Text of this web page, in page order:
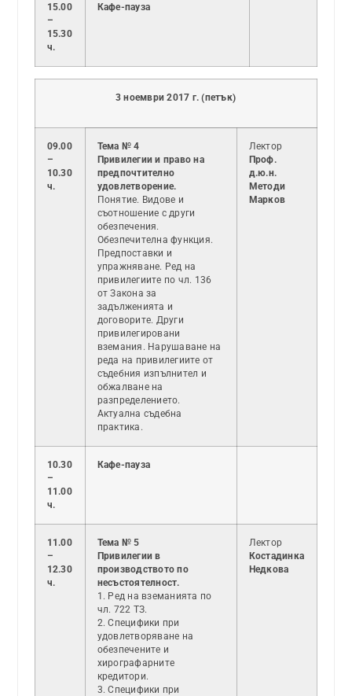
15.00
–
15.30
ч.
Кафе-пауза
3 ноември 2017 г. (петък)
09.00
–
10.30
ч.
Тема № 4
Привилегии и право на
предпочтително
удовлетворение.
Понятие. Видове и
съотношение с други
обезпечения.
Обезпечителна функция.
Предпоставки и
упражняване. Ред на
привилегиите по чл. 136
от Закона за
задълженията и
договорите. Други
привилегировани
вземания. Нарушаване на
реда на привилегиите от
съдебния изпълнител и
обжалване на
разпределението.
Актуална съдебна
практика.
Лектор
Проф.
д.ю.н.
Методи
Марков
10.30
–
11.00
ч.
Кафе-пауза
11.00
–
12.30
ч.
Тема № 5
Привилегии в
производството по
несъстоятелност.
1. Ред на вземанията по
чл. 722 ТЗ.
2. Специфики при
удовлетворяване на
обезпечените и
хирографарните
кредитори.
3. Специфики при
Лектор
Костадинка
Недкова